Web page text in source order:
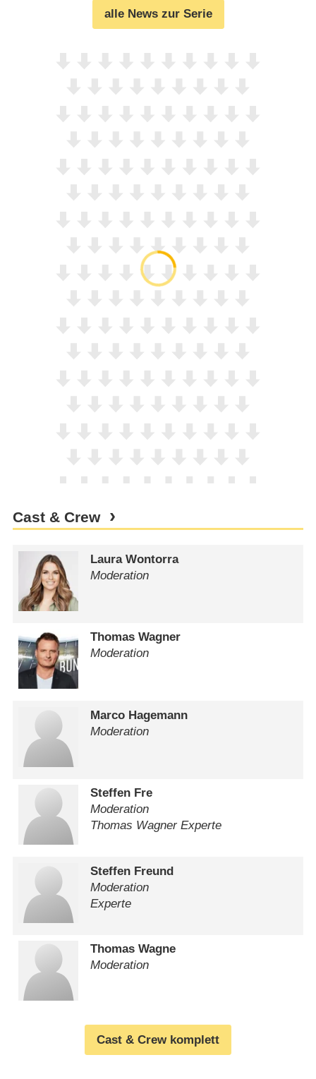
alle News zur Serie
Cast & Crew
Laura Wontorra
Moderation
Thomas Wagner
Moderation
Marco Hagemann
Moderation
Steffen Fre
Moderation
Thomas Wagner Experte
Steffen Freund
Moderation
Experte
Thomas Wagne
Moderation
Cast & Crew komplett